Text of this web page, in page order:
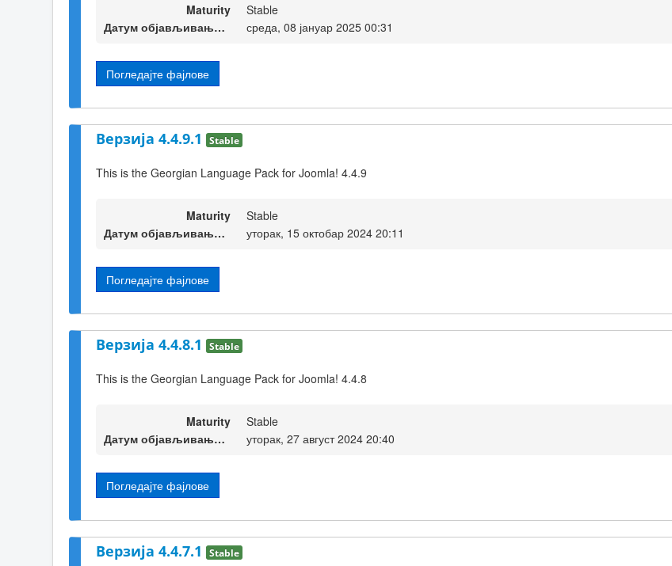
Maturity
Stable
Датум објављивања верзије
среда, 08 јануар 2025 00:31
Погледајте фајлове
Верзија 4.4.9.1 Stable
This is the Georgian Language Pack for Joomla! 4.4.9
Maturity
Stable
Датум објављивања верзије
уторак, 15 октобар 2024 20:11
Погледајте фајлове
Верзија 4.4.8.1 Stable
This is the Georgian Language Pack for Joomla! 4.4.8
Maturity
Stable
Датум објављивања верзије
уторак, 27 август 2024 20:40
Погледајте фајлове
Верзија 4.4.7.1 Stable